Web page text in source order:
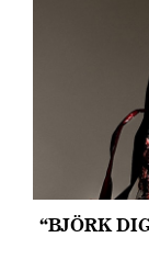
“BJÖRK